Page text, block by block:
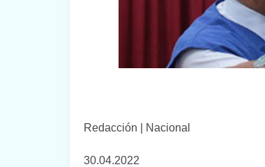
Redacción | Nacional
30.04.2022